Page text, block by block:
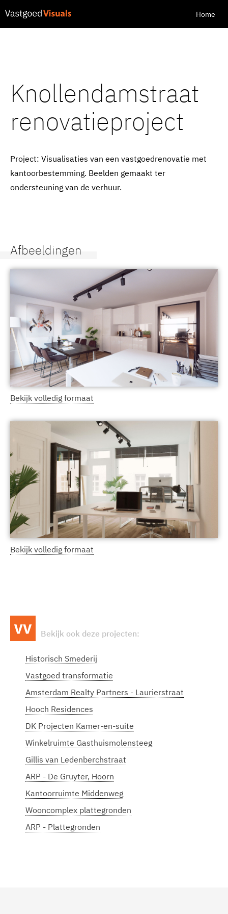
Home
Knollendamstraat
renovatieproject
Project: Visualisaties van een vastgoedrenovatie met
kantoorbestemming. Beelden gemaakt ter
ondersteuning van de verhuur.
Afbeeldingen
Bekijk volledig formaat
Bekijk volledig formaat
Bekijk ook deze projecten:
Historisch Smederij
Vastgoed transformatie
Amsterdam Realty Partners - Laurierstraat
Hooch Residences
DK Projecten Kamer-en-suite
Winkelruimte Gasthuismolensteeg
Gillis van Ledenberchstraat
ARP - De Gruyter, Hoorn
Kantoorruimte Middenweg
Wooncomplex plattegronden
ARP - Plattegronden